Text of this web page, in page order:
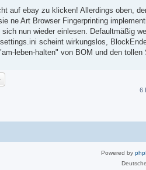
auf ebay zu klicken! Allerdings oben,
ne Art Browser Fingerprinting
nun wieder einlesen. Defaultmäßig
scheint wirkungslos,
leben-halten" von BOM und den tollen
6
Powered by